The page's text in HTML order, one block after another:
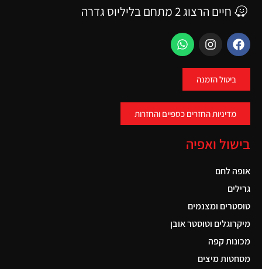
חיים הרצוג 2 מתחם בליליוס גדרה
ביטול הזמנה
מדיניות החזרים כספיים והחזרות
בישול ואפיה
אופה לחם
גרילים
טוסטרים ומצנמים
מיקרוגלים וטוסטר אובן
מכונות קפה
מסחטות מיצים